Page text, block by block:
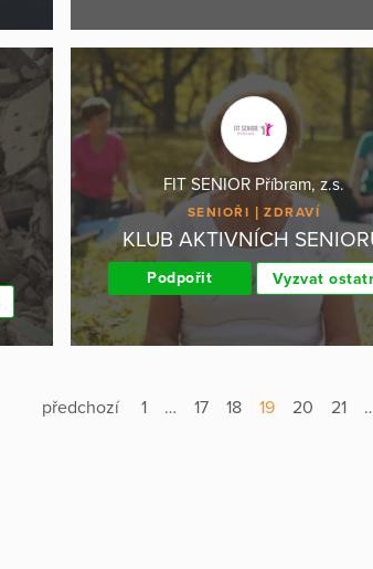
FIT SENIOR Příbram, z.s.
SENIOŘI ZDRAVÍ
KLUB AKTIVNÍCH
Podpořit Vyzvat
předchozí 1 … 17 18 19 20 21